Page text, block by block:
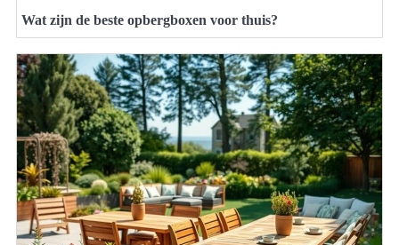
Wat zijn de beste opbergboxen voor thuis?